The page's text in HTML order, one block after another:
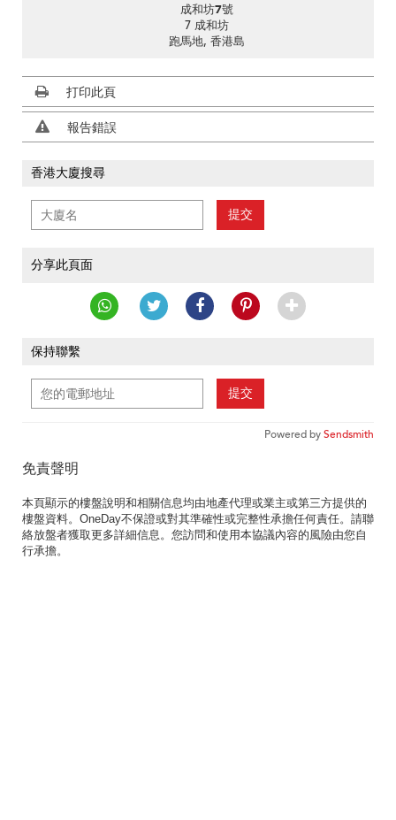
成和坊7號
7 成和坊
跑馬地, 香港島
打印此頁
報告錯誤
香港大廈搜尋
提交
分享此頁面
保持聯繫
提交
Powered bySendsmith
免責聲明
本頁顯示的樓盤說明和相關信息均由地產代理或業主或第三方提供的
樓盤資料。OneDay不保證或對其準確性或完整性承擔任何責任。請聯
絡放盤者獲取更多詳細信息。您訪問和使用本協議內容的風險由您自
行承擔。